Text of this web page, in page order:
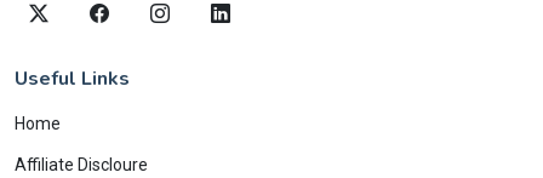
Useful Links
Home
Affiliate Discloure